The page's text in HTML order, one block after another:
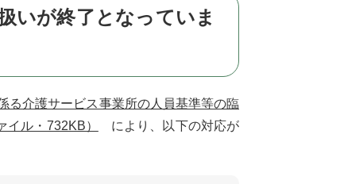
いが終了となっていま
る介護サービス事業所の人員基準等の臨
ル・732KB）
により、以下の対応が